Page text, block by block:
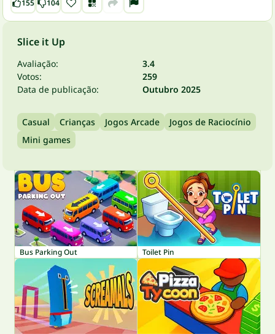
155 104
Slice it Up
Avaliação:
3.4
Votos:
259
Data de publicação:
Outubro 2025
Casual Crianças Jogos Arcade
Jogos de Raciocínio
Mini games
Bus Parking Out Toilet Pin